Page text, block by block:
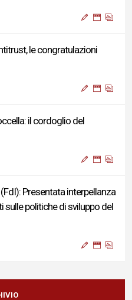
le congratulazioni
il cordoglio del
Presentata interpellanza
politiche di sviluppo del
cordoglio e vicinanza al